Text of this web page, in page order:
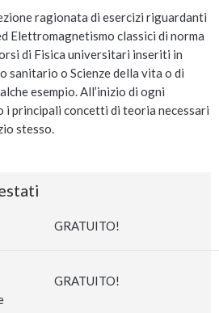
ragionata di esercizi riguardanti
Elettromagnetismo classici di norma
di Fisica universitari inseriti in
sanitario o Scienze della vita o di
esempio. All’inizio di ogni
i principali concetti di teoria necessari
stesso.
GRATUITO!
GRATUITO!